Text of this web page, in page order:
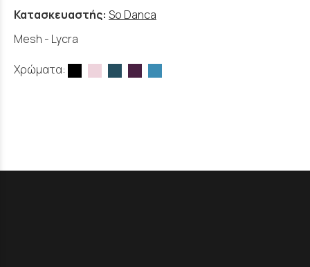
Κατασκευαστής: So Danca
Mesh - Lycra
Χρώματα: